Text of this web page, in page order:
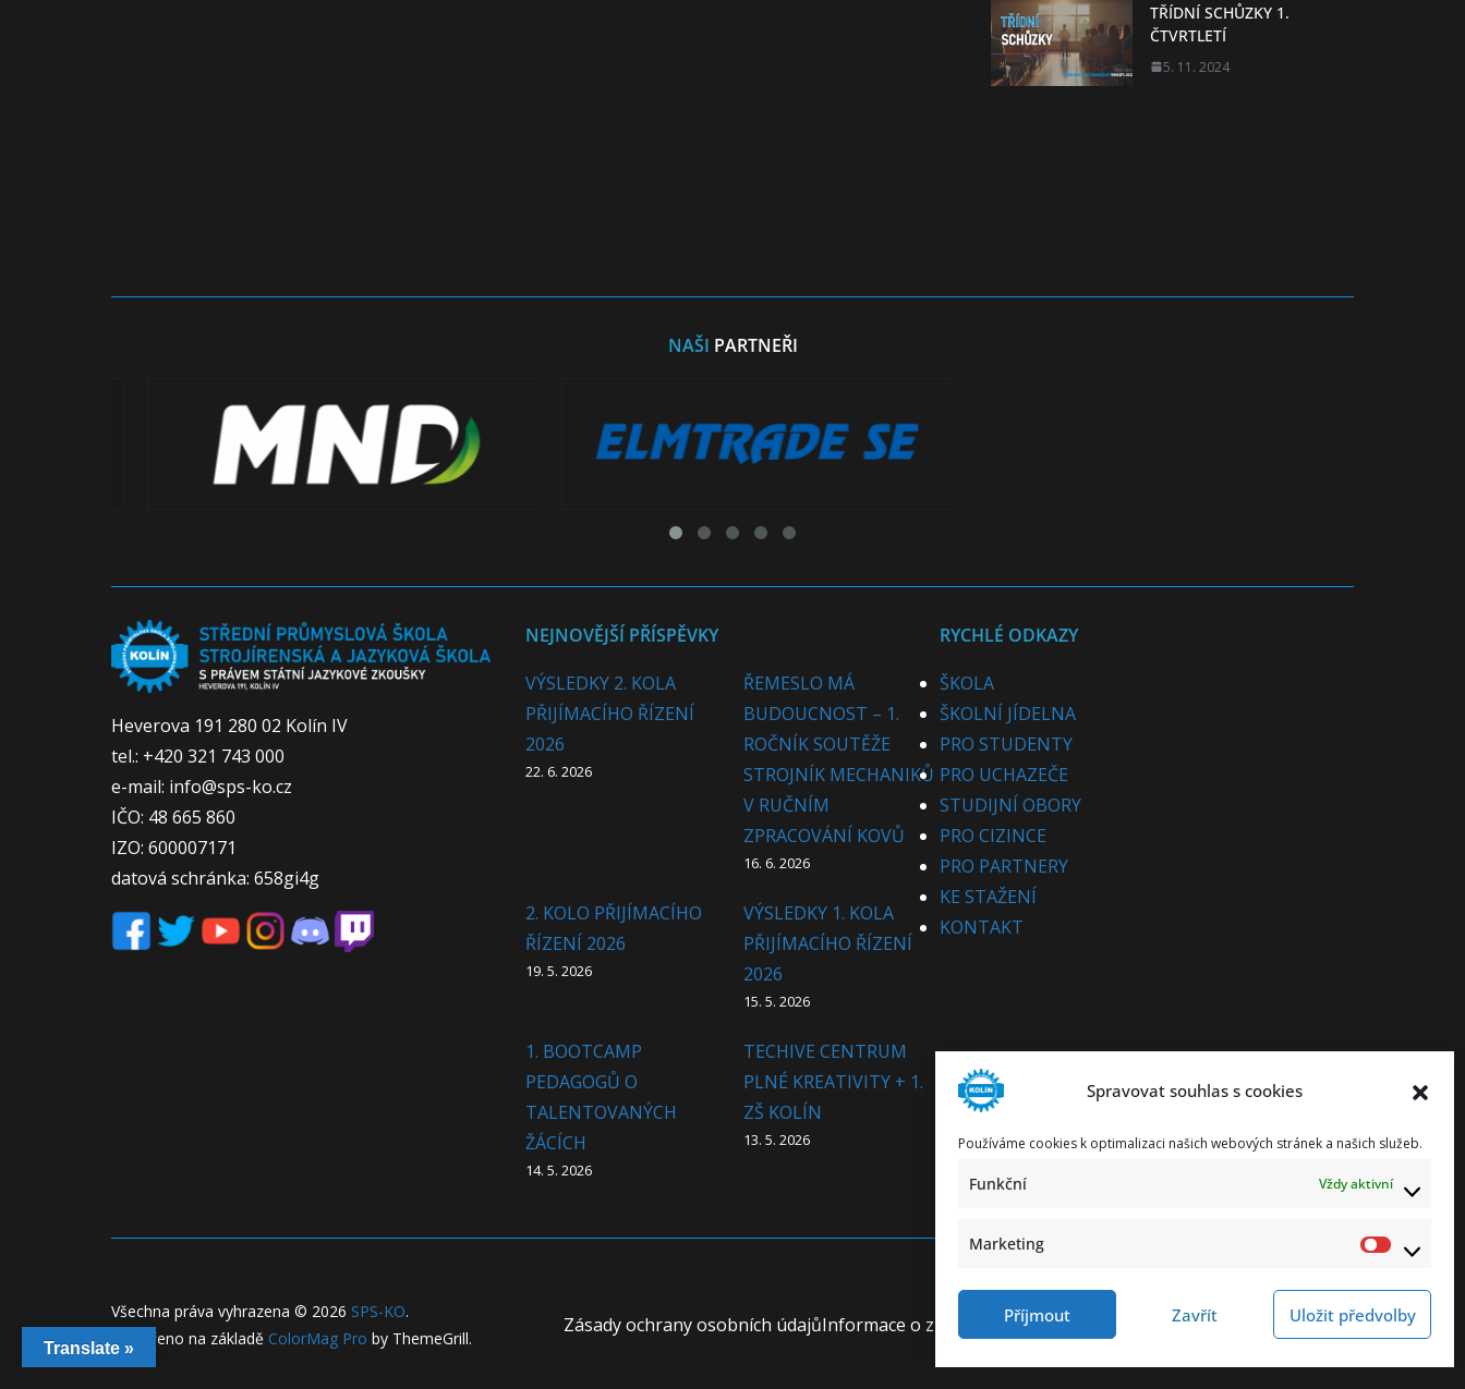
Spravovat souhlas s cookies
Používáme cookies k optimalizaci našich webových stránek a našich služeb.
Funkční Vždy aktivní
Marketing
Příjmout Zavřít Uložit předvolby
TŘÍDNÍ SCHŮZKY 1.
ČTVRTLETÍ
5. 11. 2024
NAŠI PARTNEŘI
Heverova 191 280 02 Kolín IV
tel.: +420 321 743 000
e-mail: info@sps-ko.cz
IČO: 48 665 860
IZO: 600007171
datová schránka: 658gi4g
NEJNOVĚJŠÍ PŘÍSPĚVKY
VÝSLEDKY 2. KOLA
PŘIJÍMACÍHO ŘÍZENÍ
2026
22. 6. 2026
ŘEMESLO MÁ
BUDOUCNOST – 1.
ROČNÍK SOUTĚŽE
STROJNÍK MECHANIKŮ
V RUČNÍM
ZPRACOVÁNÍ KOVŮ
16. 6. 2026
2. KOLO PŘIJÍMACÍHO
ŘÍZENÍ 2026
19. 5. 2026
VÝSLEDKY 1. KOLA
PŘIJÍMACÍHO ŘÍZENÍ
2026
15. 5. 2026
1. BOOTCAMP
PEDAGOGŮ O
TALENTOVANÝCH
ŽÁCÍCH
14. 5. 2026
TECHIVE CENTRUM
PLNÉ KREATIVITY + 1.
ZŠ KOLÍN
13. 5. 2026
RYCHLÉ ODKAZY
ŠKOLA
ŠKOLNÍ JÍDELNA
PRO STUDENTY
PRO UCHAZEČE
STUDIJNÍ OBORY
PRO CIZINCE
PRO PARTNERY
KE STAŽENÍ
KONTAKT
Zásady ochrany osobních údajůInformace o zpracování osobních údajů Prohlášení o přístupnosti
Všechna práva vyhrazena © 2026 SPS-KO.
Vytvořeno na základě ColorMag Pro by ThemeGrill.
Translate »